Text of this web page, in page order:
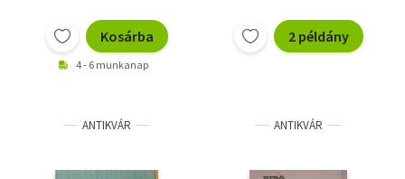
Kosárba
4 - 6 munkanap
2 példány
ANTIKVÁR ANTIKVÁR